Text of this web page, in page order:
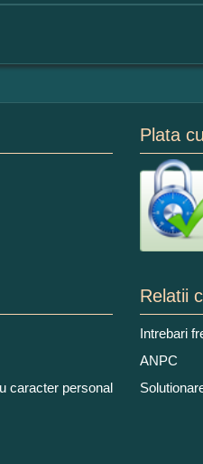
Plata
caracter personal
Relatii
Intrebari
ANPC